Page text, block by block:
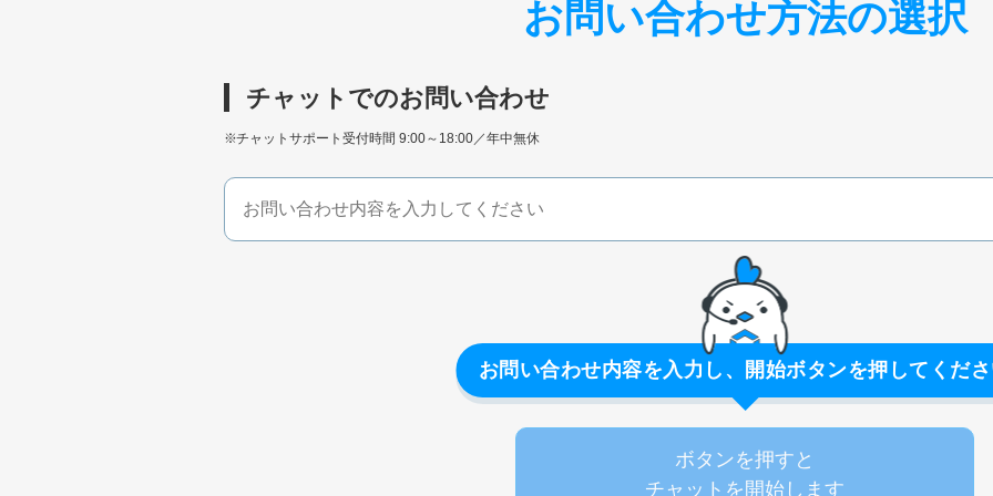
お問い合わせ方法の選択
チャットでのお問い合わせ
チャットサポート受付時間 9:00～18:00／年中無休
お問い合わせ内容を入力し、開始ボタンを押してくだ
ボタンを押すと
チャットを開始します